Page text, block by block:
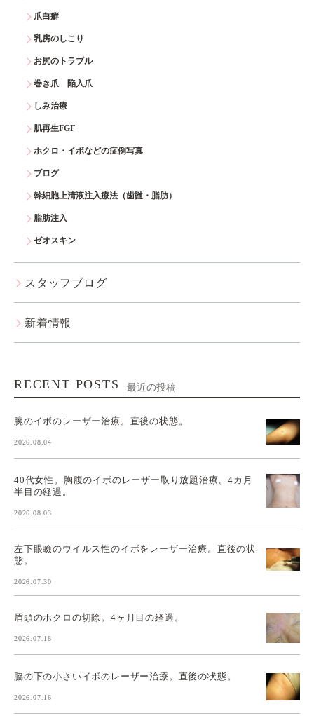
爪白癬
乳房のしこり
お尻のトラブル
巻き爪 陥入爪
しみ治療
肌再生FGF
ホクロ・イボなどの症例写真
ブログ
幹細胞上清液注入療法（歯髄・脂肪）
脂肪注入
ゼオスキン
スタッフブログ
新着情報
RECENT POSTS 最近の投稿
腕のイボのレーザー治療。直後の状態。
2026.08.04
40代女性。胸腹のイボのレーザー取り放題治療。4カ月
半目の経過。
2026.08.03
左下眼瞼のウイルス性のイボをレーザー治療。直後の状
態。
2026.07.30
眉頭のホクロの切除。4ヶ月目の経過。
2026.07.18
脇の下の小さいイボのレーザー治療。直後の状態。
2026.07.16